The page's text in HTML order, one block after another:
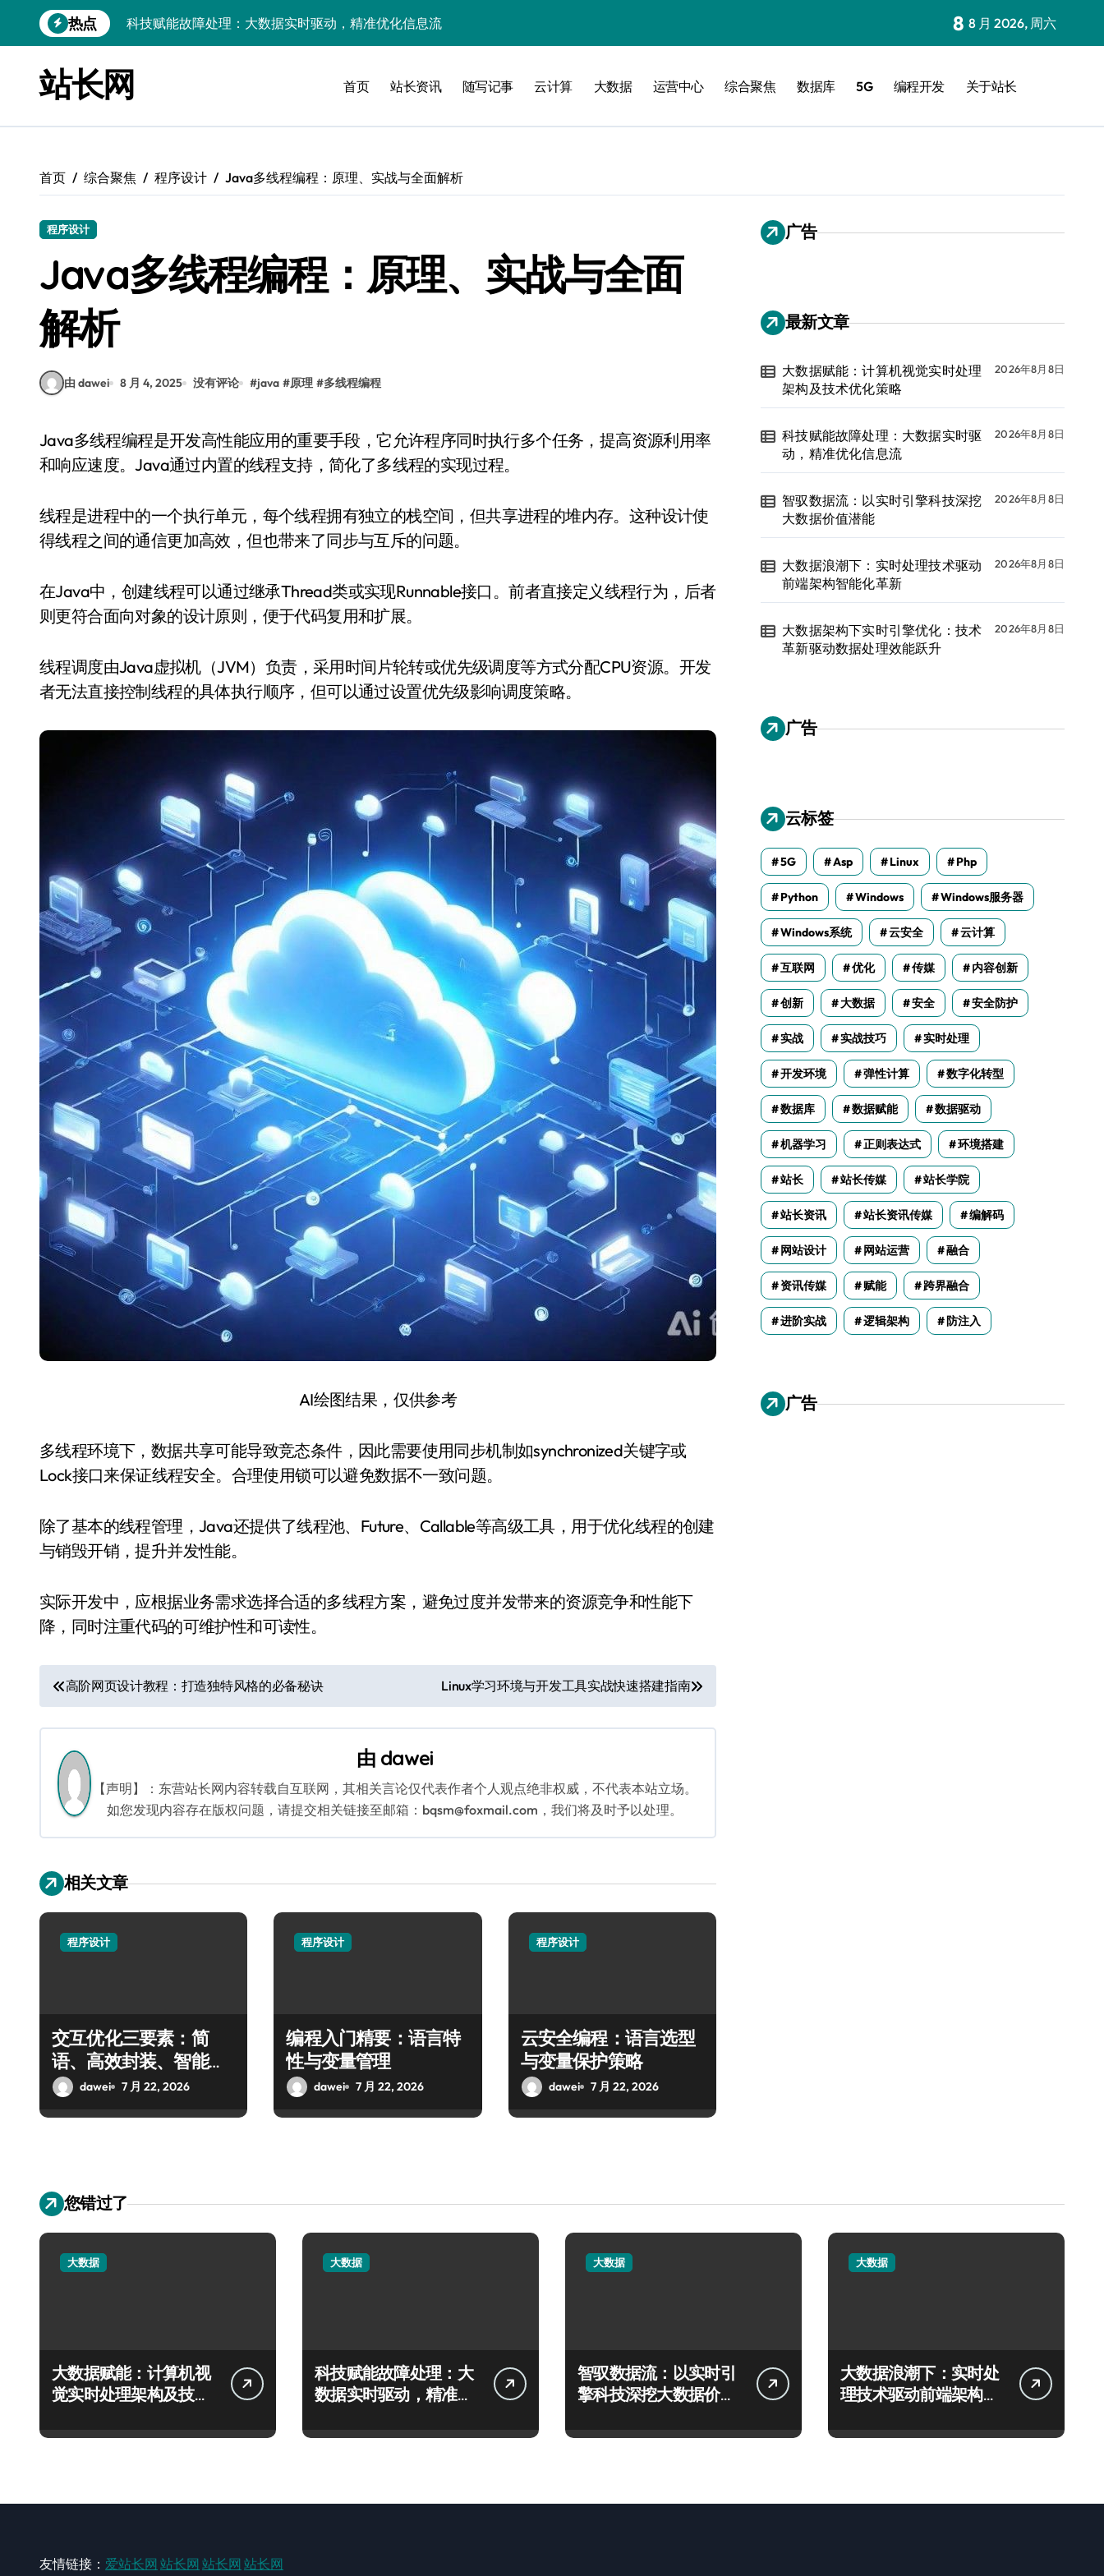
到
热点
科技赋能故障处理：大数据实时驱动，精准优化信息流
大数据浪潮下：实时处理技术驱动前端架构智能化革新
大数据架构下实时引擎优化：技术革新驱动数据处理效能跃升
Go语言赋能大数据：实时引擎构建与极致性能优化攻略
智驭数据浪潮：构建企业级动态数据实时价值挖掘引擎架构
数据赋能技术，科技驱动响应，打造实时顶级客服体验
8 8 月 2026, 周六
站长网 首页 站长资讯 随写记事 云计算 大数据 运营中心 综合聚焦 数据库 5G 编程开发 关于站长
首页 综合聚焦 程序设计 Java多线程编程：原理、实战与全面解析
程序设计
Java多线程编程：原理、实战与全面
解析
由 dawei 8 月 4, 2025 没有评论 #java #原理 #多线程编程
Java多线程编程是开发高性能应用的重要手段，它允许程序同时执行多个任务，提高资源利用率
和响应速度。Java通过内置的线程支持，简化了多线程的实现过程。
线程是进程中的一个执行单元，每个线程拥有独立的栈空间，但共享进程的堆内存。这种设计使
得线程之间的通信更加高效，但也带来了同步与互斥的问题。
在Java中，创建线程可以通过继承Thread类或实现Runnable接口。前者直接定义线程行为，后者
则更符合面向对象的设计原则，便于代码复用和扩展。
线程调度由Java虚拟机（JVM）负责，采用时间片轮转或优先级调度等方式分配CPU资源。开发
者无法直接控制线程的具体执行顺序，但可以通过设置优先级影响调度策略。
AI绘图结果，仅供参考
多线程环境下，数据共享可能导致竞态条件，因此需要使用同步机制如synchronized关键字或
Lock接口来保证线程安全。合理使用锁可以避免数据不一致问题。
除了基本的线程管理，Java还提供了线程池、Future、Callable等高级工具，用于优化线程的创建
与销毁开销，提升并发性能。
实际开发中，应根据业务需求选择合适的多线程方案，避免过度并发带来的资源竞争和性能下
降，同时注重代码的可维护性和可读性。
文
章
导
航
高阶网页设计教程：打造独特风格的必备秘诀 Linux学习环境与开发工具实战快速搭建指南
由 dawei
【声明】：东营站长网内容转载自互联网，其相关言论仅代表作者个人观点绝非权威，不代表本站立场。
如您发现内容存在版权问题，请提交相关链接至邮箱：bqsm@foxmail.com，我们将及时予以处理。
相关文章
程序设计
交互优化三要素：简
语、高效封装、智能变
量
dawei 7 月 22, 2026
程序设计
编程入门精要：语言特
性与变量管理
dawei 7 月 22, 2026
程序设计
云安全编程：语言选型
与变量保护策略
dawei 7 月 22, 2026
广告
最新文章
大数据赋能：计算机视觉实时处理
架构及技术优化策略
2026年8月8日
科技赋能故障处理：大数据实时驱
动，精准优化信息流
2026年8月8日
智驭数据流：以实时引擎科技深挖
大数据价值潜能
2026年8月8日
大数据浪潮下：实时处理技术驱动
前端架构智能化革新
2026年8月8日
大数据架构下实时引擎优化：技术
革新驱动数据处理效能跃升
2026年8月8日
广告
云标签
5G Asp Linux Php
Python Windows Windows服务器
Windows系统 云安全 云计算
互联网 优化 传媒 内容创新
创新 大数据 安全 安全防护
实战 实战技巧 实时处理
开发环境 弹性计算 数字化转型
数据库 数据赋能 数据驱动
机器学习 正则表达式 环境搭建
站长 站长传媒 站长学院
站长资讯 站长资讯传媒 编解码
网站设计 网站运营 融合
资讯传媒 赋能 跨界融合
进阶实战 逻辑架构 防注入
广告
您错过了
大数据
大数据赋能：计算机视
觉实时处理架构及技术
大数据
科技赋能故障处理：大
数据实时驱动，精准优
大数据
智驭数据流：以实时引
擎科技深挖大数据价值
大数据
大数据浪潮下：实时处
理技术驱动前端架构智
友情链接： 爱站长网 站长网 站长网 站长网